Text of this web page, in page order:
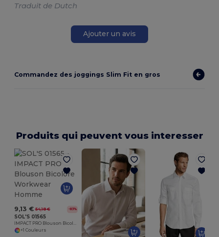
Traduit de Dutch
Ajouter un avis
Commandez des joggings Slim Fit en gros
Produits qui peuvent vous interesser
9,13 € 54,18 € -83%
SOL'S 01565
+1 Couleurs